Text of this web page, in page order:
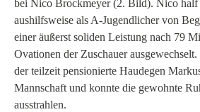
bei Nico Brockmeyer (2. Bild). Nico half
aushilfsweise als A-Jugendlicher von
einer äußerst soliden Leistung nach 79
Ovationen der Zuschauer
der teilzeit pensionierte Haudegen
Mannschaft und konnte die gewohnte
ausstrahlen.